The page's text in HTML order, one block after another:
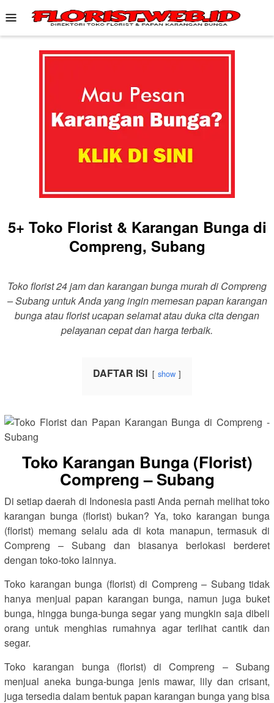
to
content
Mobile
Menu
5+ Toko Florist & Karangan Bunga di
Compreng, Subang
Toko florist 24 jam dan karangan bunga murah di Compreng
– Subang untuk Anda yang ingin memesan papan karangan
bunga atau florist ucapan selamat atau duka cita dengan
pelayanan cepat dan harga terbaik.
DAFTAR ISI show
Toko Karangan Bunga (Florist)
Compreng – Subang
Di setiap daerah di Indonesia pasti Anda pernah melihat toko
karangan bunga (florist) bukan? Ya, toko karangan bunga
(florist) memang selalu ada di kota manapun, termasuk di
Compreng – Subang dan biasanya berlokasi berderet
dengan toko-toko lainnya.
Toko karangan bunga (florist) di Compreng – Subang tidak
hanya menjual papan karangan bunga, namun juga buket
bunga, hingga bunga-bunga segar yang mungkin saja dibeli
orang untuk menghias rumahnya agar terlihat cantik dan
segar.
Toko karangan bunga (florist) di Compreng – Subang
menjual aneka bunga-bunga jenis mawar, lily dan crisant,
juga tersedia dalam bentuk papan karangan bunga yang bisa